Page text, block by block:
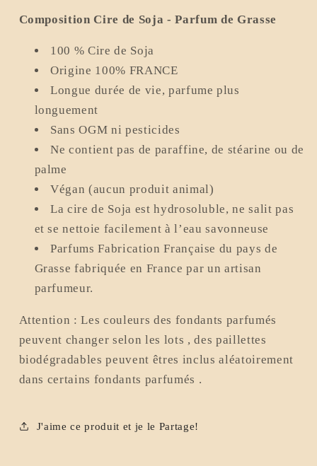
CompositionCire de Soja - Parfum de Grasse
100 % Cire de Soja
Origine 100% FRANCE
Longue durée de vie, parfume plus
longuement
Sans OGM ni pesticides
Ne contient pas de paraffine, de stéarine ou de
palme
Végan (aucun produit animal)
La cire de Soja est hydrosoluble, ne salit pas
et se nettoie facilement à l’eau savonneuse
Parfums Fabrication Française du pays de
Grasse fabriquée en France par un artisan
parfumeur.
Attention : Les couleurs des fondants parfumés
peuvent changer selon les lots , des paillettes
biodégradables peuvent êtres inclus aléatoirement
dans certains fondants parfumés .
J'aime ce produit et je le Partage!